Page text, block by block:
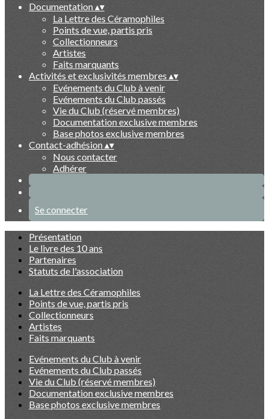
Documentation▴▾
La Lettre des Céramophiles
Points de vue, partis pris
Collectionneurs
Artistes
Faits marquants
Activités et exclusivités membres ▴▾
Evénements du Club à venir
Evénements du Club passés
Vie du Club (réservé membres)
Documentation exclusive membres
Base photos exclusive membres
Contact-adhésion▴▾
Nous contacter
Adhérer
Se connecter
Présentation
Le livre des 10 ans
Partenaires
Statuts de l'association
La Lettre des Céramophiles
Points de vue, partis pris
Collectionneurs
Artistes
Faits marquants
Evénements du Club à venir
Evénements du Club passés
Vie du Club (réservé membres)
Documentation exclusive membres
Base photos exclusive membres